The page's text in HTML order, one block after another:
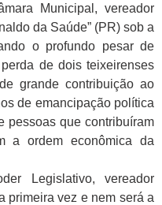
Municipal, vereador
da Saúde” (PR) sob a
o profundo pesar de
de dois teixeirenses
grande contribuição ao
de emancipação política
pessoas que contribuíram
a ordem econômica da
Legislativo, vereador
primeira vez e nem será a